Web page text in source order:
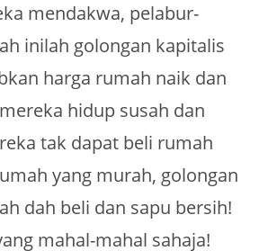
mendakwa, pelabur-
inilah golongan kapitalis
harga rumah naik dan
hidup susah dan
tak dapat beli rumah
yang murah, golongan
dah beli dan sapu bersih!
mahal-mahal sahaja!